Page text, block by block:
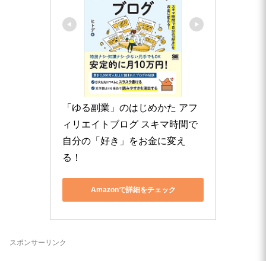
「ゆる副業」のはじめかた アフ
ィリエイトブログ スキマ時間で
自分の「好き」をお金に変え
る！
Amazonで詳細をチェック
スポンサーリンク